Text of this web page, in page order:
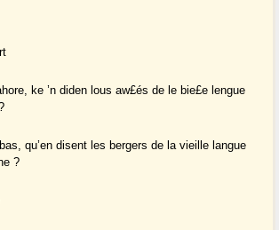
ke ’n diden lous aw£és de le bie£e lengue
qu’en disent les bergers de la vieille langue
?